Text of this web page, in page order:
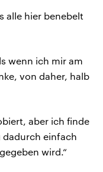
alle hier benebelt
wenn ich mir am
von daher, halb
aber ich finde
dadurch einfach
wird.“